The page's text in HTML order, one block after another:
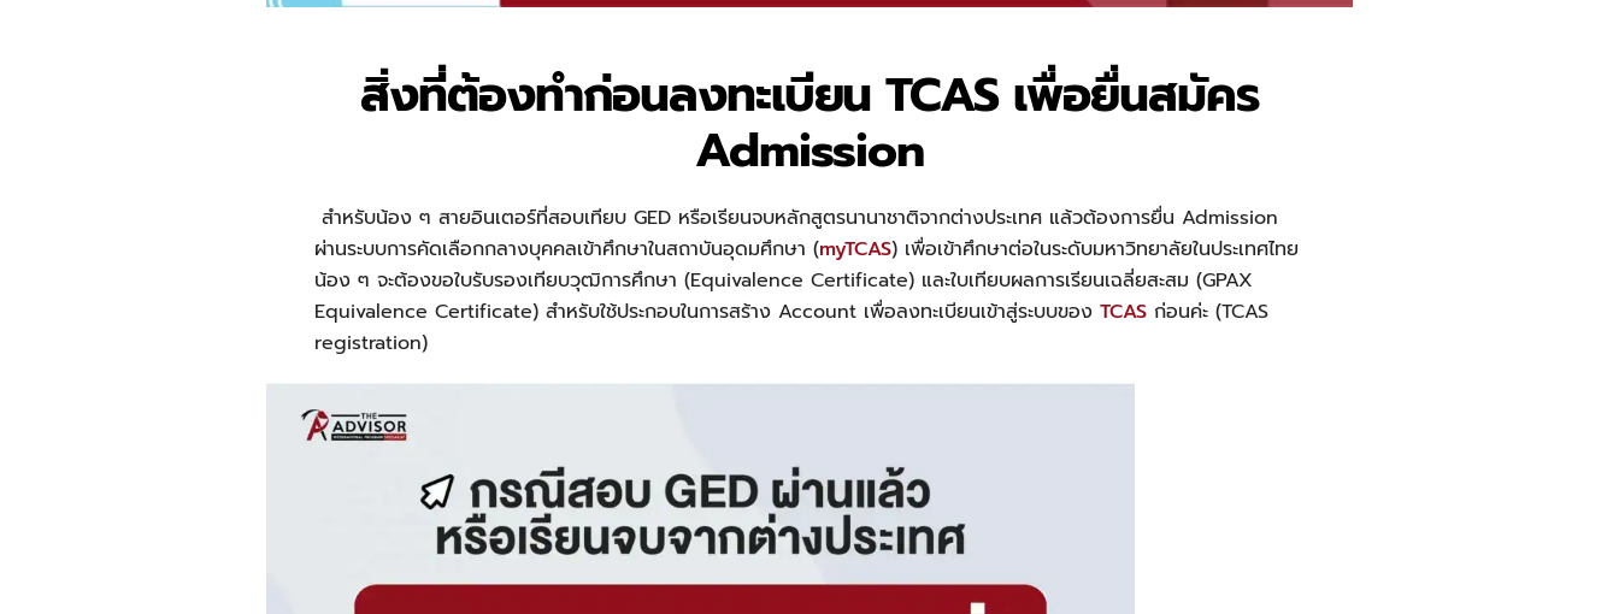
สิ่งที่ต้องทำก่อนลงทะเบียน TCAS เพื่อยื่นสมัคร
Admission
สำหรับน้อง ๆ สายอินเตอร์ที่สอบเทียบ GED หรือเรียนจบหลักสูตรนานาชาติจากต่างประเทศ แล้วต้องการยื่น Admission
ผ่านระบบการคัดเลือกกลางบุคคลเข้าศึกษาในสถาบันอุดมศึกษา (myTCAS) เพื่อเข้าศึกษาต่อในระดับมหาวิทยาลัยในประเทศไทย
น้อง ๆ จะต้องขอใบรับรองเทียบวุฒิการศึกษา (Equivalence Certificate) และใบเทียบผลการเรียนเฉลี่ยสะสม (GPAX
Equivalence Certificate) สำหรับใช้ประกอบในการสร้าง Account เพื่อลงทะเบียนเข้าสู่ระบบของTCAS ก่อนค่ะ (TCAS
registration)